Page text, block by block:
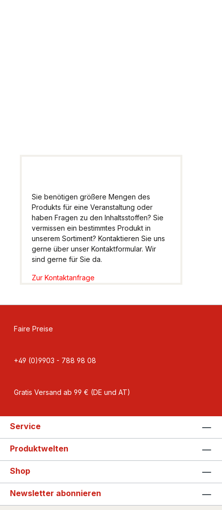
Sie benötigen größere Mengen des
Produkts für eine Veranstaltung oder
haben Fragen zu den Inhaltsstoffen? Sie
vermissen ein bestimmtes Produkt in
unserem Sortiment? Kontaktieren Sie uns
gerne über unser Kontaktformular. Wir
sind gerne für Sie da.
Zur Kontaktanfrage
Faire Preise
+49 (0)9903 - 788 98 08
Gratis Versand ab 99 € (DE und AT)
Service
Produktwelten
Shop
Newsletter abonnieren